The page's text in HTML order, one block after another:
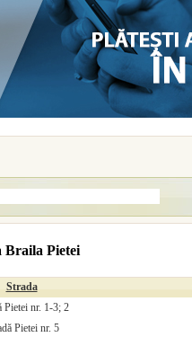
Braila Pietei
Strada
Pietei nr. 1-3; 2
Pietei nr. 5